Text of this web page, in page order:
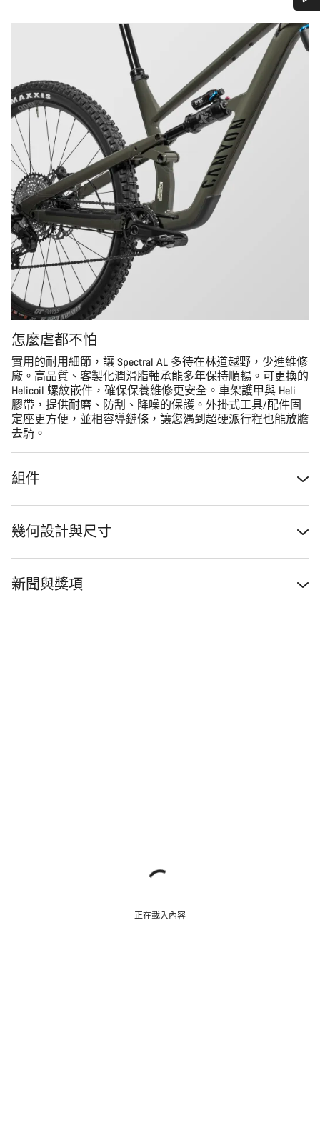
怎麼虐都不怕
實用的耐用細節，讓 Spectral AL 多待在林道越野，少進維修
廠。高品質、客製化潤滑脂軸承能多年保持順暢。可更換的
Helicoil 螺紋嵌件，確保保養維修更安全。車架護甲與 Heli
膠帶，提供耐磨、防刮、降噪的保護。外掛式工具/配件固
定座更方便，並相容導鏈條，讓您遇到超硬派行程也能放膽
去騎。
組件
幾何設計與尺寸
新聞與獎項
正在載入內容
需要協助嗎？
我們的顧客支援專員正等著回答您的問題。
開始聊天
關閉